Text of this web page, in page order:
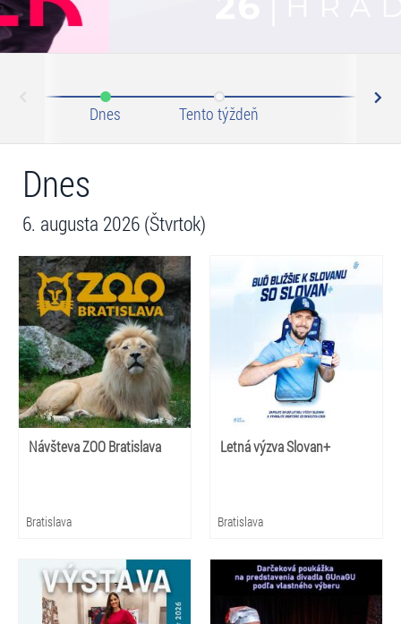
Dnes Tento týždeň
Dnes
6. augusta 2026 (Štvrtok)
Návšteva ZOO Bratislava
Bratislava
Letná výzva Slovan+
Bratislava